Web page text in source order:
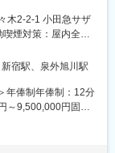
誇るシステムもご
も入社されており安
クチャ」のサーバサ
広げられます。
木2-2-1 小田急サザ
煙対策：屋内全面
市中央区大通西13-
501勤務地最寄駅：
囲：会社の定める
宿駅、泉外旭川駅
年俸制年俸制：12分
～9,500,000円固定